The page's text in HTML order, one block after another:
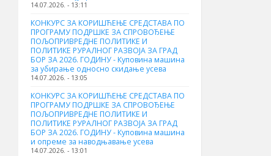
14.07.2026. - 13:11
КОНКУРС ЗА КОРИШЋЕЊЕ СРЕДСТАВА ПО
ПРОГРАМУ ПОДРШКЕ ЗА СПРОВОЂЕЊЕ
ПОЉОПРИВРЕДНЕ ПОЛИТИКЕ И
ПОЛИТИКЕ РУРАЛНОГ РАЗВОЈА ЗА ГРАД
БОР ЗА 2026. ГОДИНУ - Куповинa машина
за убирање односно скидање усева
14.07.2026. - 13:05
КОНКУРС ЗА КОРИШЋЕЊЕ СРЕДСТАВА ПО
ПРОГРАМУ ПОДРШКЕ ЗА СПРОВОЂЕЊЕ
ПОЉОПРИВРЕДНЕ ПОЛИТИКЕ И
ПОЛИТИКЕ РУРАЛНОГ РАЗВОЈА ЗА ГРАД
БОР ЗА 2026. ГОДИНУ - Куповина машина
и опреме за наводњавање усева
14.07.2026. - 13:01